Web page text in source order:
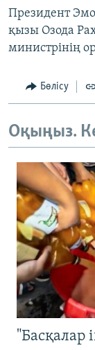
Президент
қызы Озода
министрінің
Бөлісу
Оқыңыз.
"Басқалар